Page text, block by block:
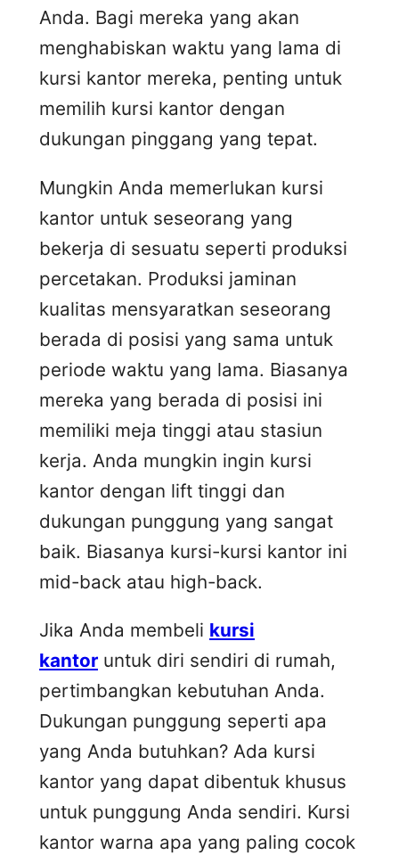
Anda. Bagi mereka yang akan
menghabiskan waktu yang lama di
kursi kantor mereka, penting untuk
memilih kursi kantor dengan
dukungan pinggang yang tepat.
Mungkin Anda memerlukan kursi
kantor untuk seseorang yang
bekerja di sesuatu seperti produksi
percetakan. Produksi jaminan
kualitas mensyaratkan seseorang
berada di posisi yang sama untuk
periode waktu yang lama. Biasanya
mereka yang berada di posisi ini
memiliki meja tinggi atau stasiun
kerja. Anda mungkin ingin kursi
kantor dengan lift tinggi dan
dukungan punggung yang sangat
baik. Biasanya kursi-kursi kantor ini
mid-back atau high-back.
Jika Anda membeli kursi
kantor untuk diri sendiri di rumah,
pertimbangkan kebutuhan Anda.
Dukungan punggung seperti apa
yang Anda butuhkan? Ada kursi
kantor yang dapat dibentuk khusus
untuk punggung Anda sendiri. Kursi
kantor warna apa yang paling cocok